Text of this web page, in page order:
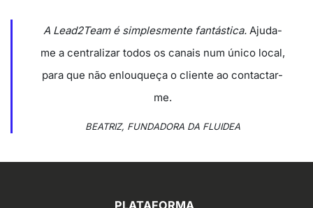
A Lead2Team é simplesmente fantástica.Ajuda-
me a centralizar todos os canais num único local,
para que não enlouqueça o cliente ao contactar-
me.
BEATRIZ, FUNDADORA DA FLUIDEA